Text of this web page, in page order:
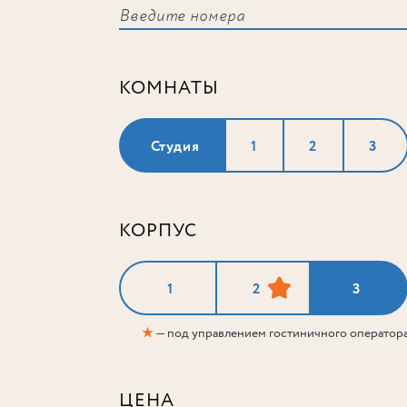
КОМНАТЫ
Студия 1 2 3
КОРПУС
1 2 3
★— под управлением гостиничного
ЦЕНА